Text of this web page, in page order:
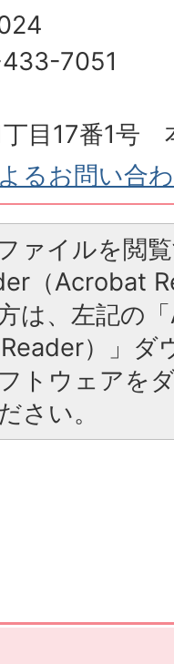
7051
丁目17番1号
るお問い合
ァイルを閲
（Acrobat
は、左記の
）」ダ
トウェアを
さい。